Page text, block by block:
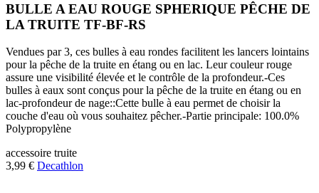
BULLE A EAU ROUGE SPHERIQUE PÊCHE DE
LA TRUITE TF-BF-RS
Vendues par 3, ces bulles à eau rondes facilitent les lancers lointains
pour la pêche de la truite en étang ou en lac. Leur couleur rouge
assure une visibilité élevée et le contrôle de la profondeur.-Ces
bulles à eaux sont conçus pour la pêche de la truite en étang ou en
lac-profondeur de nage::Cette bulle à eau permet de choisir la
couche d'eau où vous souhaitez pêcher.-Partie principale: 100.0%
Polypropylène
accessoire truite
3,99 € Decathlon